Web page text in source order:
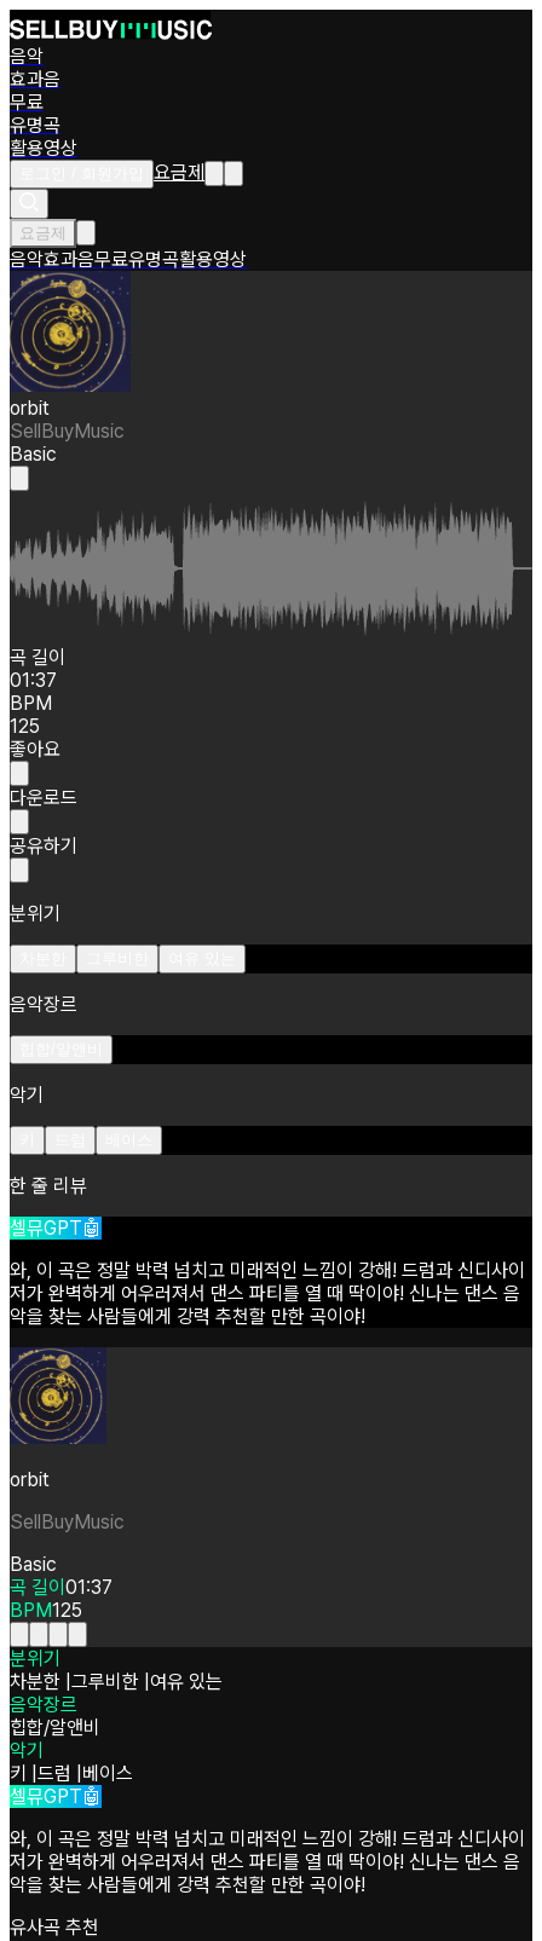
음악
효과음
무료
유명곡
활용영상
요금제
요금제
음악효과음무료유명곡활용영상
orbit
SellBuyMusic
Basic
곡 길이
01:37
BPM
125
좋아요
다운로드
공유하기
분위기
음악장르
악기
한 줄 리뷰
셀뮤GPT🤖
와, 이 곡은 정말 박력 넘치고 미래적인 느낌이 강해! 드럼과 신디사이
저가 완벽하게 어우러져서 댄스 파티를 열 때 딱이야! 신나는 댄스 음
악을 찾는 사람들에게 강력 추천할 만한 곡이야!
orbit
SellBuyMusic
Basic
곡 길이 01:37
BPM125
분위기
차분한 그루비한 여유 있는
음악장르
힙합/알앤비
악기
키 드럼
베이스
셀뮤GPT🤖
와, 이 곡은 정말 박력 넘치고 미래적인 느낌이 강해! 드럼과 신디사이
저가 완벽하게 어우러져서 댄스 파티를 열 때 딱이야! 신나는 댄스 음
악을 찾는 사람들에게 강력 추천할 만한 곡이야!
유사곡 추천